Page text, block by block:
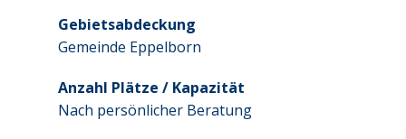
Gebietsabdeckung
Gemeinde Eppelborn
Anzahl Plätze / Kapazität
Nach persönlicher Beratung